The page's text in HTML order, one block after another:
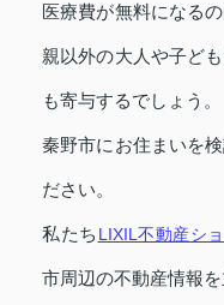
医療費が無料になる
親以外の大人や子ど
も寄与するでしょう。
秦野市にお住まいを
ださい。
私たち LIXIL不動産シ
市周辺の不動産情報